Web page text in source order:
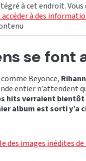
à cet endroit. Vous
à des
se font
Beyonce,
entier n’attendent
hits verraient bientôt
album est sorti y’a
des images inédites de